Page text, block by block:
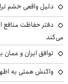
دلیل واقعی خشم
دفتر حفاظت منافع
می‌کند
توافق ایران و
واکنش همتی به